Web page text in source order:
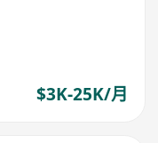
$3K-25K/月